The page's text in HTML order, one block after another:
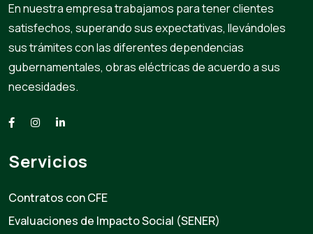
En nuestra empresa trabajamos para tener clientes
satisfechos, superando sus expectativas, llevándoles
sus trámites con las diferentes dependencias
gubernamentales, obras eléctricas de acuerdo a sus
necesidades.
Servicios
Contratos con CFE
Evaluaciones de Impacto Social (SENER)